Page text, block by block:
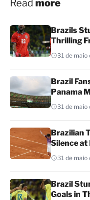
Read more
Brazils
Thrilling
31 de maio
Brazil
Panama
31 de maio
Brazilian
Silence at
31 de maio
Brazil
Goals in